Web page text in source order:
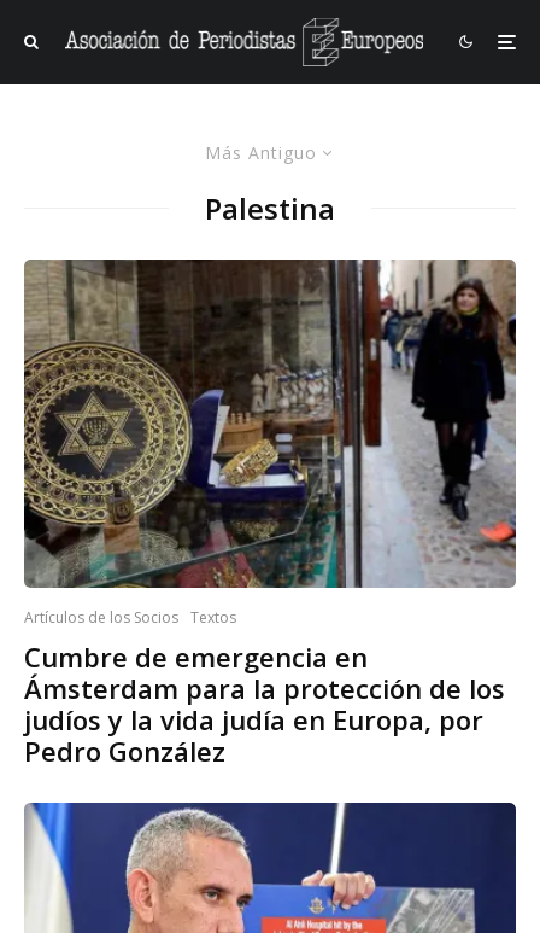
Más Antiguo
Palestina
Artículos de los Socios Textos
Cumbre de emergencia en
Ámsterdam para la protección de los
judíos y la vida judía en Europa, por
Pedro González